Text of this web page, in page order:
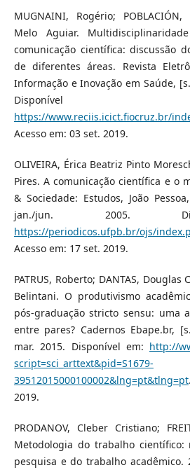
MUGNAINI, Rogério;
Melo Aguiar.
comunicação científica: discussão
de diferentes áreas. Revista
Informação e Inovação em Saúde,
https://www.reciis.icict.fiocruz.br/
Acesso em: 03 set. 2019.
OLIVEIRA, Érica Beatriz Pinto
Pires. A comunicação científica e o
& Sociedade: Estudos, João
jan./jun. 2005.
https://periodicos.ufpb.br/ojs/
Acesso em: 17 set. 2019.
PATRUS, Roberto; DANTAS, Douglas
Belintani. O produtivismo
pós-graduação stricto sensu: uma
entre pares? Cadernos Ebape.br,
mar. 2015. Disponível em: http://
script=sci_arttext&pid=S1679-
39512015000100002&lng=pt&tlng=pt
2019.
PRODANOV, Cleber Cristiano;
Metodologia do trabalho científico:
pesquisa e do trabalho acadêmico.